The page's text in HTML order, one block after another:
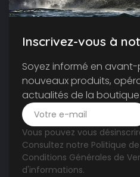
Inscrivez-vous à
Soyez informé en
nouveaux produits,
actualités de la boutique
Vous pouvez vous
Consultez notre Politique
Conditions Générales de
d'informations.